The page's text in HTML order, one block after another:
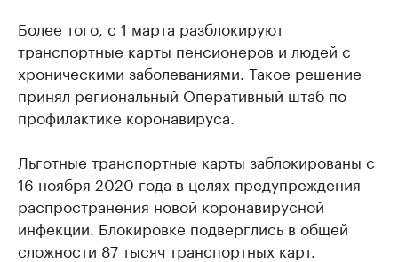
Более того, с 1 марта разблокируют
транспортные карты пенсионеров и людей с
хроническими заболеваниями. Такое решение
принял региональный Оперативный штаб по
профилактике коронавируса.
Льготные транспортные карты заблокированы с
16 ноября 2020 года в целях предупреждения
распространения новой коронавирусной
инфекции. Блокировке подверглись в общей
сложности 87 тысяч транспортных карт.